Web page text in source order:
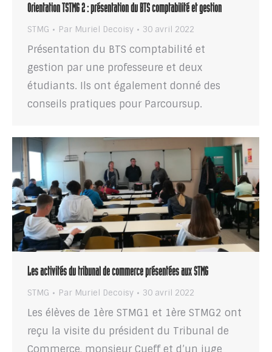
Orientation TSTMG 2 : présentation du BTS comptabilité et gestion
STMG Par Muriel Decoisy 30 avril 2022
Présentation du BTS comptabilité et
gestion par une professeure et deux
étudiants. Ils ont également donné des
conseils pratiques pour Parcoursup.
Les activités du tribunal de commerce présentées aux STMG
STMG Par Muriel Decoisy 30 avril 2022
Les élèves de 1ère STMG1 et 1ère STMG2 ont
reçu la visite du président du Tribunal de
Commerce, monsieur Cueff et d’un juge